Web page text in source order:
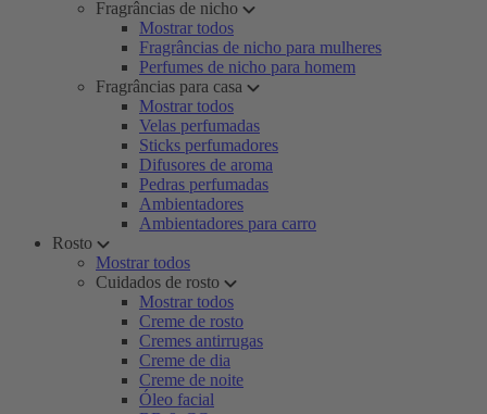
Fragrâncias de nicho
Mostrar todos
Fragrâncias de nicho para mulheres
Perfumes de nicho para homem
Fragrâncias para casa
Mostrar todos
Velas perfumadas
Sticks perfumadores
Difusores de aroma
Pedras perfumadas
Ambientadores
Ambientadores para carro
Rosto
Mostrar todos
Cuidados de rosto
Mostrar todos
Creme de rosto
Cremes antirrugas
Creme de dia
Creme de noite
Óleo facial